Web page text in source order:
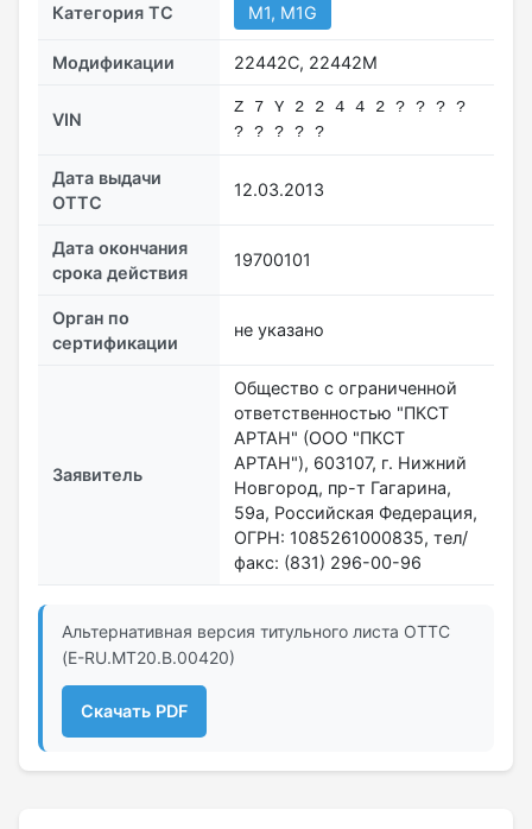
Категория ТС М1, M1G
Модификации 22442С, 22442М
VIN
Z 7 Y 2 2 4 4 2 ? ? ? ?
? ? ? ? ?
Дата выдачи
ОТТС
12.03.2013
Дата окончания
срока действия
19700101
Орган по
сертификации
не указано
Заявитель
Общество с ограниченной
ответственностью "ПКСТ
АРТАН" (ООО "ПКСТ
АРТАН"), 603107, г. Нижний
Новгород, пр-т Гагарина,
59а, Российская Федерация,
ОГРН: 1085261000835, тел/
факс: (831) 296-00-96
Альтернативная версия титульного листа ОТТС
(Е-RU.MT20.В.00420)
Скачать PDF